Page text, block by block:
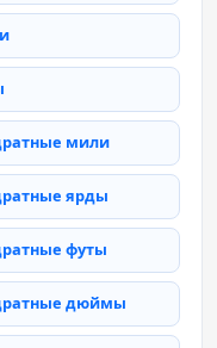
мили
ярды
футы
дюймы